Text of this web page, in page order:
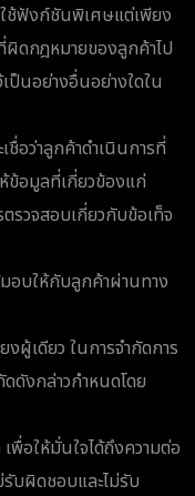
ช้ฟังก์ชันพิเศษแต่เพียง
ผิดกฎหมายของลูกค้าไป
ป็นอย่างอื่นอย่างใดใน
อว่าลูกค้าดำเนินการที่
ข้อมูลที่เกี่ยวข้องแก่
รวจสอบเกี่ยวกับข้อเท็จ
อบให้กับลูกค้าผ่านทาง
ผู้เดียว ในการจำกัดการ
ดังกล่าวกำหนดโดย
พื่อให้มั่นใจได้ถึงความต่อ
บผิดชอบและไม่รับ